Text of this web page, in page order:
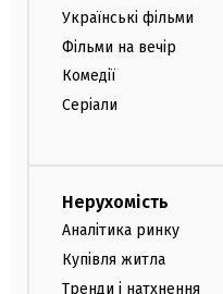
Українські фільми
Фільми на вечір
Комедії
Серіали
Нерухомість
Аналітика ринку
Купівля житла
Тренди і натхнення